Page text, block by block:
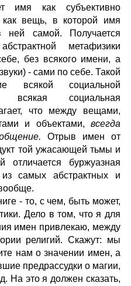
имя как субъективно
вещь, в которой имя
самой. Получается
метафизики
без всякого имени, а
- сами по себе. Такой
всякой социальной
всякая социальная
что между вещами,
и объектами, всегда
Отрыв имен от
той ужасающей тьмы и
отличается буржуазная
самых абстрактных и
- то, с чем, быть может,
Дело в том, что я для
имен привлекаю, между
религий. Скажут: мы
нам о значении имен, а
предрассудки о магии,
На это я должен сказать,